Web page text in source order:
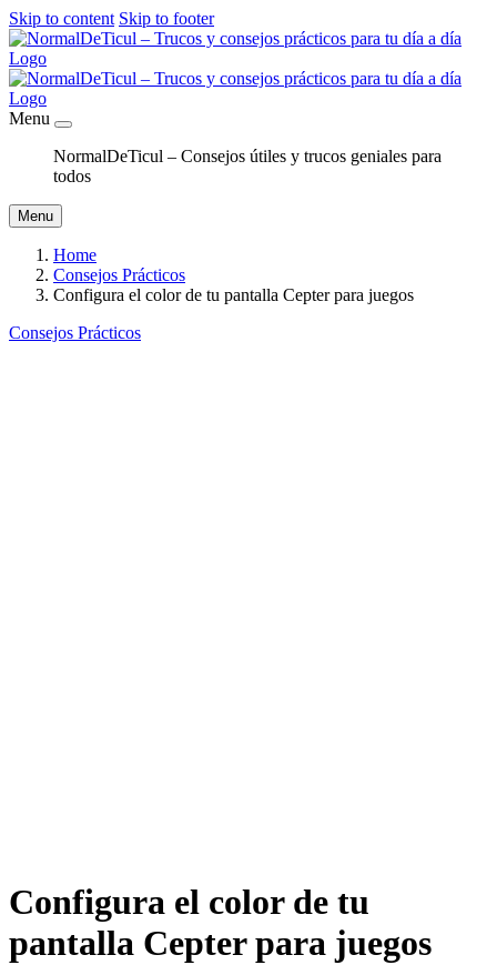
Skip to content Skip to footer
Menu
NormalDeTicul – Consejos útiles y trucos geniales para
todos
Menu
Home
Consejos Prácticos
Configura el color de tu pantalla Cepter para juegos
Consejos Prácticos
Configura el color de tu
pantalla Cepter para juegos